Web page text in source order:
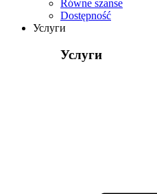
Równe szanse
Dostępność
Услуги
Услуги